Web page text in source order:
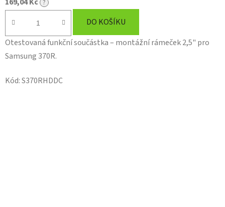
169,04 Kč ?
DO KOŠÍKU
Otestovaná funkční součástka – montážní rámeček 2,5" pro
Samsung 370R.
Kód:S370RHDDC